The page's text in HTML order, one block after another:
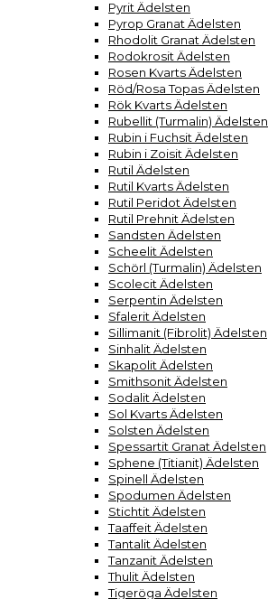
Pyrit Ädelsten
Pyrop Granat Ädelsten
Rhodolit Granat Ädelsten
Rodokrosit Ädelsten
Rosen Kvarts Ädelsten
Röd/Rosa Topas Ädelsten
Rök Kvarts Ädelsten
Rubellit (Turmalin) Ädelsten
Rubin i Fuchsit Ädelsten
Rubin i Zoisit Ädelsten
Rutil Ädelsten
Rutil Kvarts Ädelsten
Rutil Peridot Ädelsten
Rutil Prehnit Ädelsten
Sandsten Ädelsten
Scheelit Ädelsten
Schörl (Turmalin) Ädelsten
Scolecit Ädelsten
Serpentin Ädelsten
Sfalerit Ädelsten
Sillimanit (Fibrolit) Ädelsten
Sinhalit Ädelsten
Skapolit Ädelsten
Smithsonit Ädelsten
Sodalit Ädelsten
Sol Kvarts Ädelsten
Solsten Ädelsten
Spessartit Granat Ädelsten
Sphene (Titianit) Ädelsten
Spinell Ädelsten
Spodumen Ädelsten
Stichtit Ädelsten
Taaffeit Ädelsten
Tantalit Ädelsten
Tanzanit Ädelsten
Thulit Ädelsten
Tigeröga Ädelsten